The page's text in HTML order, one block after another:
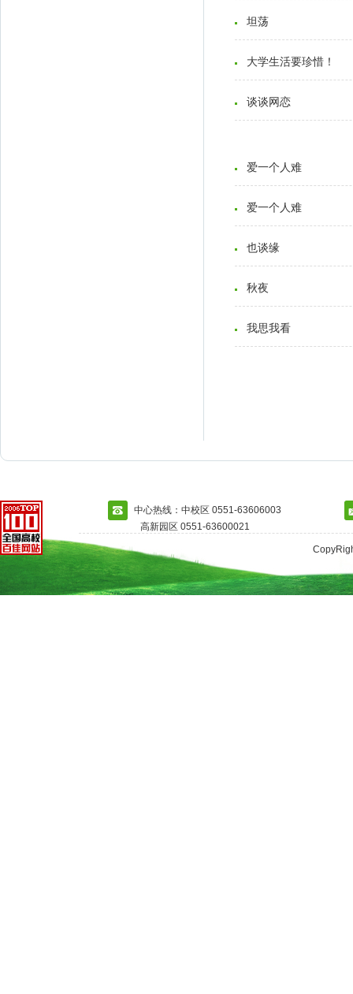
坦荡
大学生活要珍惜！
谈谈网恋
爱一个人难
爱一个人难
也谈缘
秋夜
我思我看
中心热线：中校区 0551-63606003
高新园区 0551-63600021